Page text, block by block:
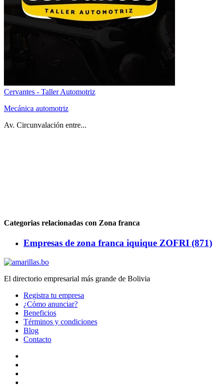
Cervantes - Taller Automotriz
Mecánica automotriz
Av. Circunvalación entre...
Categorias relacionadas con Zona franca
Empresas de zona franca iquique ZOFRI (871)
El directorio empresarial más grande de Bolivia
Registra tu empresa
¿Cómo anunciar?
Beneficios
Términos y condiciones
Blog
Contacto